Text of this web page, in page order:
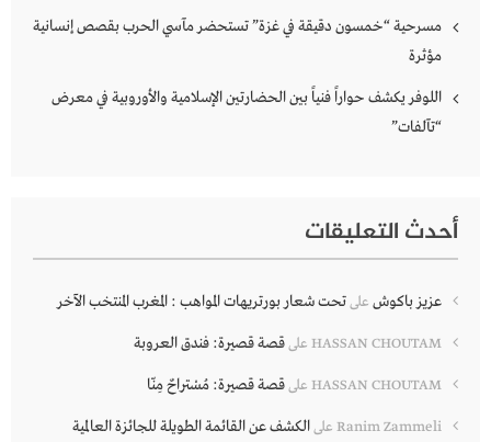
مسرحية “خمسون دقيقة في غزة” تستحضر مآسي الحرب بقصص إنسانية
مؤثرة
اللوفر يكشف حواراً فنياً بين الحضارتين الإسلامية والأوروبية في معرض
“تآلفات”
أحدث التعليقات
عزيز باكوش علىتحت شعار بورتريهات المواهب : المغرب المنتخب الآخر
HASSAN CHOUTAM علىقصة قصيرة: فندق العروبة
HASSAN CHOUTAM علىقصة قصيرة: مُسْتراحٌ مِنّا
Ranim Zammeli علىالكشف عن القائمة الطويلة للجائزة العالمية